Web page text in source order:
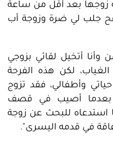
زوجها بعد أقل من ساعة
جلب لي ضرة وزوجة أب
أتخيل لقائي بزوجي
لكن هذه الفرحة
وأطفالي، فقد تزوج
بعدما أصيب في قصف
استدعاه للبحث عن زوجة
في قدمه اليسرى".